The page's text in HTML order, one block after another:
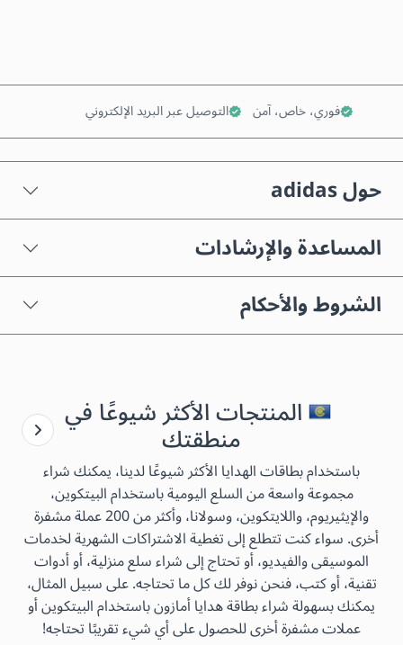
فوري، خاص، آمن التوصيل عبر البريد الإلكتروني
حول adidas
المساعدة والإرشادات
الشروط والأحكام
المنتجات الأكثر شيوعًا في
منطقتك
باستخدام بطاقات الهدايا الأكثر شيوعًا لدينا، يمكنك شراء
مجموعة واسعة من السلع اليومية باستخدام البيتكوين،
والإيثيريوم، واللايتكوين، وسولانا، وأكثر من 200 عملة مشفرة
أخرى. سواء كنت تتطلع إلى تغطية الاشتراكات الشهرية لخدمات
الموسيقى والفيديو، أو تحتاج إلى شراء سلع منزلية، أو أدوات
تقنية، أو كتب، فنحن نوفر لك كل ما تحتاجه. على سبيل المثال،
يمكنك بسهولة شراء بطاقة هدايا أمازون باستخدام البيتكوين أو
عملات مشفرة أخرى للحصول على أي شيء تقريبًا تحتاجه!